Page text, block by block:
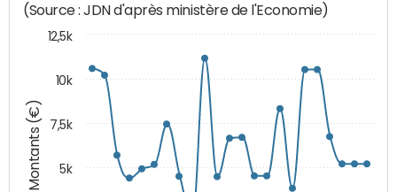
Montants (€)
(Source : JDN d'après ministère de l'Economie)
5k
7,5k
10k
12,5k